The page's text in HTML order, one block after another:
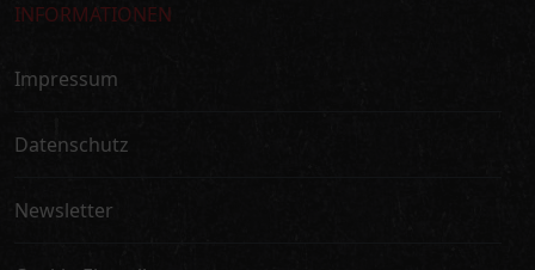
INFORMATIONEN
Impressum
Datenschutz
Newsletter